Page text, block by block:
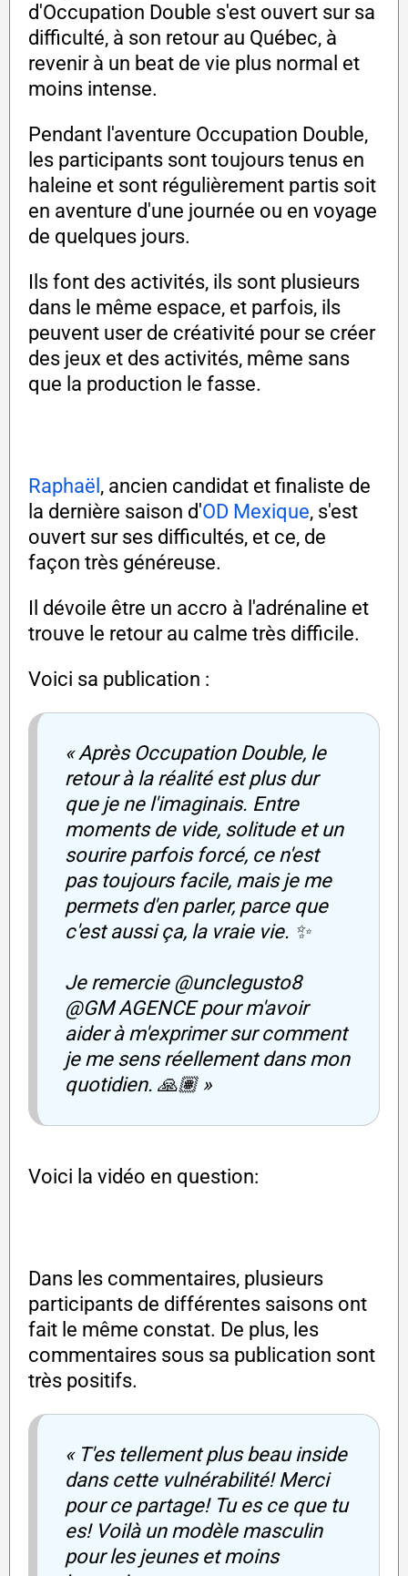
d'Occupation Double s'est ouvert sur sa
difficulté, à son retour au Québec, à
revenir à un beat de vie plus normal et
moins intense.
Pendant l'aventure Occupation Double,
les participants sont toujours tenus en
haleine et sont régulièrement partis soit
en aventure d'une journée ou en voyage
de quelques jours.
Ils font des activités, ils sont plusieurs
dans le même espace, et parfois, ils
peuvent user de créativité pour se créer
des jeux et des activités, même sans
que la production le fasse.
Raphaël , ancien candidat et finaliste de
la dernière saison d'OD Mexique, s'est
ouvert sur ses difficultés, et ce, de
façon très généreuse.
Il dévoile être un accro à l'adrénaline et
trouve le retour au calme très difficile.
Voici sa publication :
« Après Occupation Double, le
retour à la réalité est plus dur
que je ne l'imaginais. Entre
moments de vide, solitude et un
sourire parfois forcé, ce n'est
pas toujours facile, mais je me
permets d'en parler, parce que
c'est aussi ça, la vraie vie. ✨
Je remercie @unclegusto8
@GM AGENCE pour m'avoir
aider à m'exprimer sur comment
je me sens réellement dans mon
quotidien. 🙏🏽 »
Voici la vidéo en question:
Dans les commentaires, plusieurs
participants de différentes saisons ont
fait le même constat. De plus, les
commentaires sous sa publication sont
très positifs.
« T'es tellement plus beau inside
dans cette vulnérabilité! Merci
pour ce partage! Tu es ce que tu
es! Voilà un modèle masculin
pour les jeunes et moins